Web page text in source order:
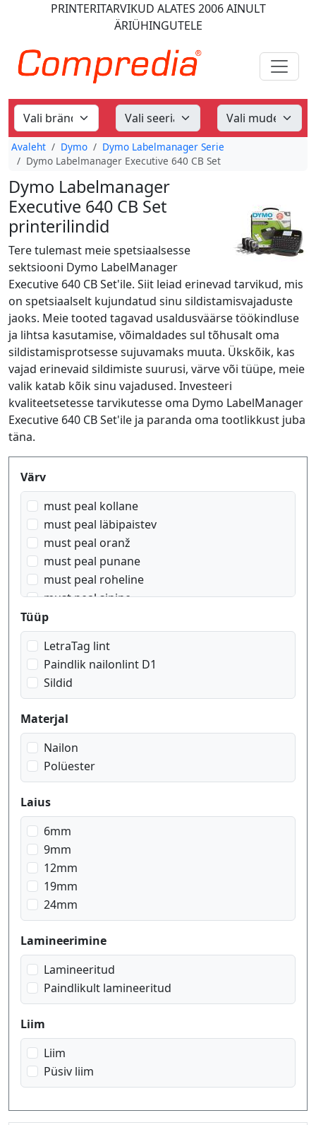
PRINTERITARVIKUD ALATES 2006AINULT
ÄRIÜHINGUTELE
Avaleht Dymo
Dymo Labelmanager Serie
Dymo Labelmanager Executive 640 CB Set
Dymo Labelmanager
Executive 640 CB Set
printerilindid
Tere tulemast meie spetsiaalsesse
sektsiooni Dymo LabelManager
Executive 640 CB Set'ile. Siit leiad erinevad tarvikud, mis
on spetsiaalselt kujundatud sinu sildistamisvajaduste
jaoks. Meie tooted tagavad usaldusväärse töökindluse
ja lihtsa kasutamise, võimaldades sul tõhusalt oma
sildistamisprotsesse sujuvamaks muuta. Ükskõik, kas
vajad erinevaid sildimiste suurusi, värve või tüüpe, meie
valik katab kõik sinu vajadused. Investeeri
kvaliteetsetesse tarvikutesse oma Dymo LabelManager
Executive 640 CB Set'ile ja paranda oma tootlikkust juba
täna.
Produktfilter
Värv
must peal kollane
must peal läbipaistev
must peal oranž
must peal punane
must peal roheline
must peal sinine
must peal valge
punane peal valge
sinine peal valge
valge peal läbipaistev
valge peal must
Tüüp
LetraTag lint
Paindlik nailonlint D1
Sildid
Materjal
Nailon
Polüester
Laius
6mm
9mm
12mm
19mm
24mm
Lamineerimine
Lamineeritud
Paindlikult lamineeritud
Liim
Liim
Püsiv liim